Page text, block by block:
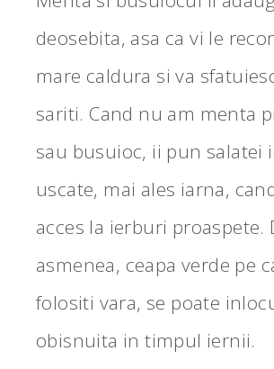
deosebita, asa ca vi le
mare caldura si va
sariti. Cand nu am menta
sau busuioc, ii pun salatei
uscate, mai ales iarna,
acces la ierburi proaspete.
asmenea, ceapa verde pe
folositi vara, se poate
obisnuita in timpul iernii.